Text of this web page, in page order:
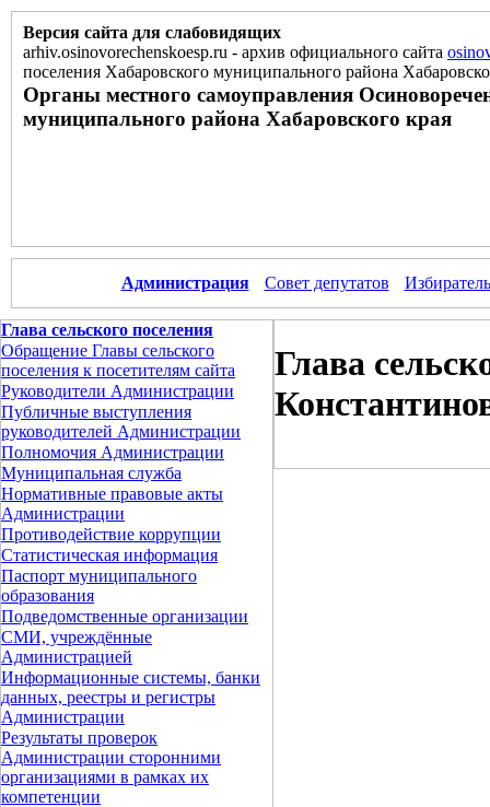
Версия сайта для слабовидящих
arhiv.osinovorechenskoesp.ru - архив официального сайта
поселения Хабаровского муниципального района
Органы местного самоуправления
муниципального района Хабаровского края
Администрация Совет депутатов
Глава сельского поселения
Обращение Главы сельского
поселения к посетителям сайта
Руководители Администрации
Публичные выступления
руководителей Администрации
Полномочия Администрации
Муниципальная служба
Нормативные правовые акты
Администрации
Противодействие коррупции
Статистическая информация
Паспорт муниципального
образования
Подведомственные организации
СМИ, учреждённые
Администрацией
Информационные системы, банки
данных, реестры и регистры
Администрации
Результаты проверок
Администрации сторонними
организациями в рамках их
компетенции
Глава